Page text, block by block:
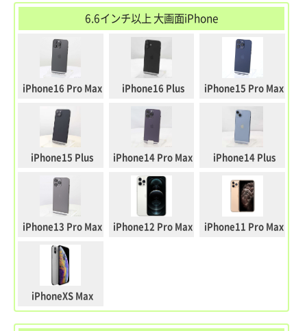
6.6インチ以上 大画面iPhone
iPhone16 Pro Max iPhone16 Plus iPhone15 Pro Max
iPhone15 Plus iPhone14 Pro Max iPhone14 Plus
iPhone13 Pro Max iPhone12 Pro Max iPhone11 Pro Max
iPhoneXS Max